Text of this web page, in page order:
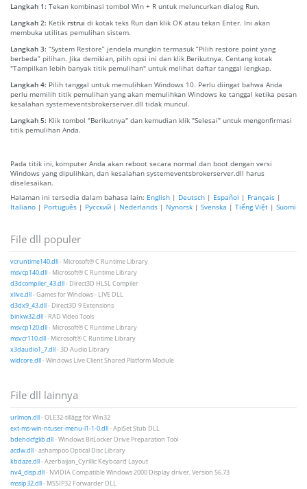
Langkah 1: Tekan kombinasi tombol Win + R untuk meluncurkan dialog Run.
Langkah 2: Ketik rstrui di kotak teks Run dan klik OK atau tekan Enter. Ini akan
membuka utilitas pemulihan sistem.
Langkah 3: “System Restore” jendela mungkin termasuk “Pilih restore point yang
berbeda” pilihan. Jika demikian, pilih opsi ini dan klik Berikutnya. Centang kotak
"Tampilkan lebih banyak titik pemulihan" untuk melihat daftar tanggal lengkap.
Langkah 4: Pilih tanggal untuk memulihkan Windows 10. Perlu diingat bahwa Anda
perlu memilih titik pemulihan yang akan memulihkan Windows ke tanggal ketika pesan
kesalahan systemeventsbrokerserver.dll tidak muncul.
Langkah 5: Klik tombol "Berikutnya" dan kemudian klik "Selesai" untuk mengonfirmasi
titik pemulihan Anda.
Pada titik ini, komputer Anda akan reboot secara normal dan boot dengan versi
Windows yang dipulihkan, dan kesalahan systemeventsbrokerserver.dll harus
diselesaikan.
Halaman ini tersedia dalam bahasa lain: English | Deutsch | Español | Français |
Italiano | Português | Русский | Nederlands | Nynorsk | Svenska | Tiếng Việt | Suomi
File dll populer
vcruntime140.dll- Microsoft® C Runtime Library
msvcp140.dll- Microsoft® C Runtime Library
d3dcompiler_43.dll- Direct3D HLSL Compiler
xlive.dll- Games for Windows - LIVE DLL
d3dx9_43.dll- Direct3D 9 Extensions
binkw32.dll- RAD Video Tools
msvcp120.dll- Microsoft® C Runtime Library
msvcr110.dll- Microsoft® C Runtime Library
x3daudio1_7.dll- 3D Audio Library
wldcore.dll- Windows Live Client Shared Platform Module
File dll lainnya
urlmon.dll- OLE32-tillägg för Win32
ext-ms-win-ntuser-menu-l1-1-0.dll- ApiSet Stub DLL
bdehdcfglib.dll- Windows BitLocker Drive Preparation Tool
acdw.dll- ashampoo Optical Disc Library
kbdaze.dll- Azerbaijan_Cyrillic Keyboard Layout
nv4_disp.dll- NVIDIA Compatible Windows 2000 Display driver, Version 56.73
mssip32.dll- MSSIP32 Forwarder DLL